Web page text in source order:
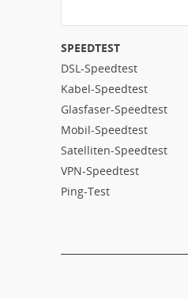
SPEEDTEST
DSL-Speedtest
Kabel-Speedtest
Glasfaser-Speedtest
Mobil-Speedtest
Satelliten-Speedtest
VPN-Speedtest
Ping-Test